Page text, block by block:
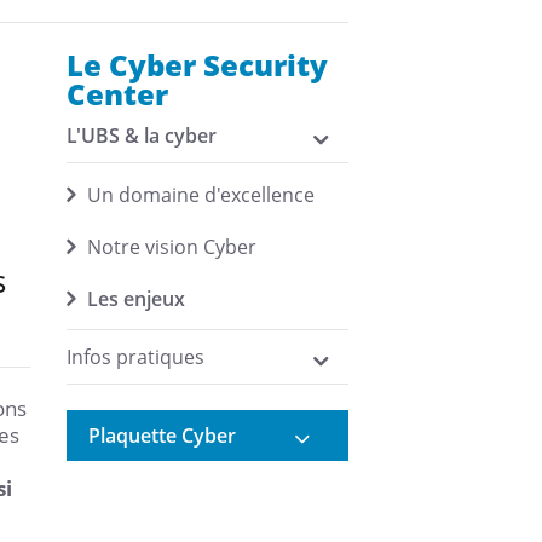
Le Cyber Security
Center
L'UBS & la cyber
Un domaine d'excellence
Notre vision Cyber
Les enjeux
Infos pratiques
Plaquette Cyber